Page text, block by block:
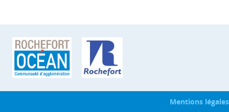
Mentions légales